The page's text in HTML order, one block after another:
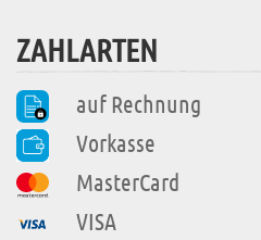
ZAHLARTEN
auf Rechnung
Vorkasse
MasterCard
VISA